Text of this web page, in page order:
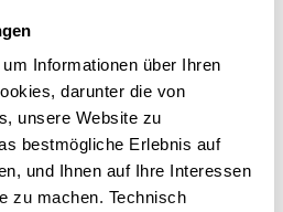
Informationen über Ihren
darunter die von
unsere Website zu
bestmögliche Erlebnis auf
und Ihnen auf Ihre Interessen
zu machen. Technisch
Stellenangebote